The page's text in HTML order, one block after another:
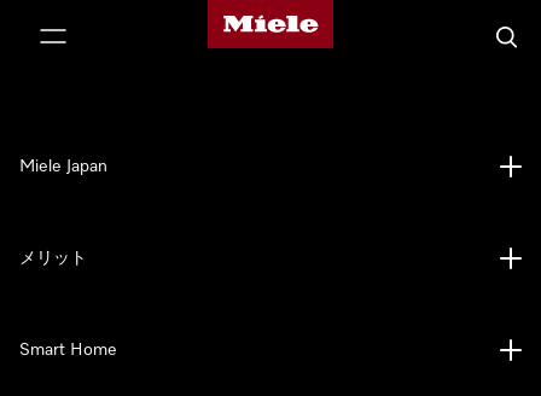
Mieleのホームページ
検索
Miele Japan
メリット
Smart Home